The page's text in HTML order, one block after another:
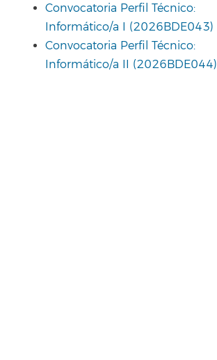
Convocatoria Perfil Técnico:
Informático/a I (2026BDE043)
Convocatoria Perfil Técnico:
Informático/a II (2026BDE044)